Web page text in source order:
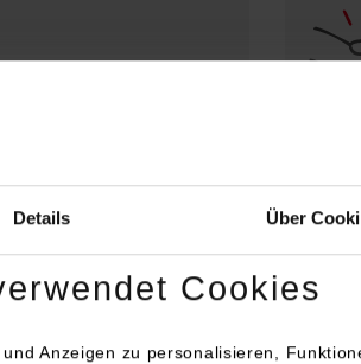
Details Über
Cookies
Anzeigen zu personalisieren,
Stuttgart Alle